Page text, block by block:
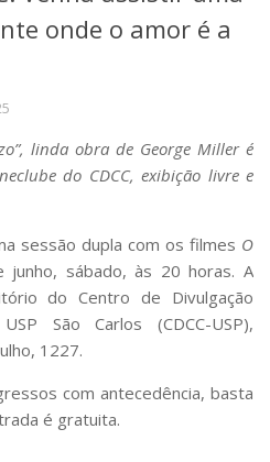
em Rede
onde o amor é a
linda obra de George Miller é
do CDCC, exibição livre e
sessão dupla com os filmes O
junho, sábado, às 20 horas. A
do Centro de Divulgação
São Carlos (CDCC-USP),
1227.
com antecedência, basta
é gratuita.